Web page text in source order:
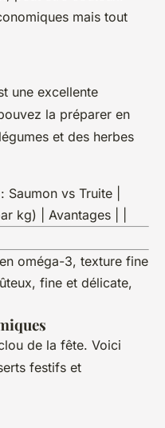
mais tout
une excellente
la préparer en
et des herbes
vs Truite |
kg) | Avantages | |
oméga-3, texture fine
fine et délicate,
de la fête. Voici
festifs et